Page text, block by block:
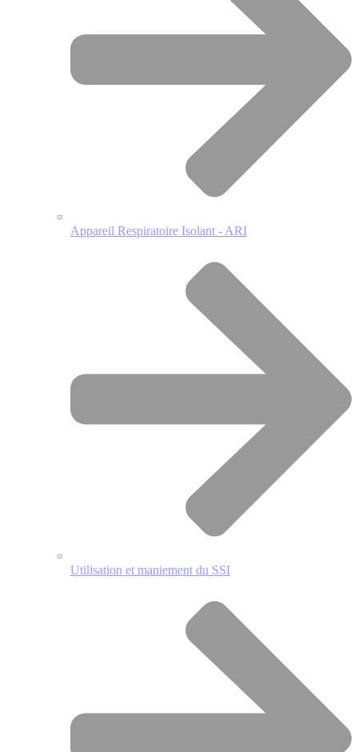
Appareil Respiratoire Isolant - ARI
Utilisation et maniement du SSI